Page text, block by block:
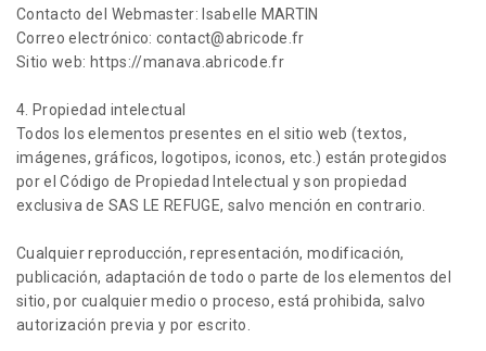
Contacto del Webmaster: Isabelle MARTIN
Correo electrónico: contact@abricode.fr
Sitio web: https://manava.abricode.fr
4. Propiedad intelectual
Todos los elementos presentes en el sitio web (textos,
imágenes, gráficos, logotipos, iconos, etc.) están protegidos
por el Código de Propiedad Intelectual y son propiedad
exclusiva de SAS LE REFUGE, salvo mención en contrario.
Cualquier reproducción, representación, modificación,
publicación, adaptación de todo o parte de los elementos del
sitio, por cualquier medio o proceso, está prohibida, salvo
autorización previa y por escrito.